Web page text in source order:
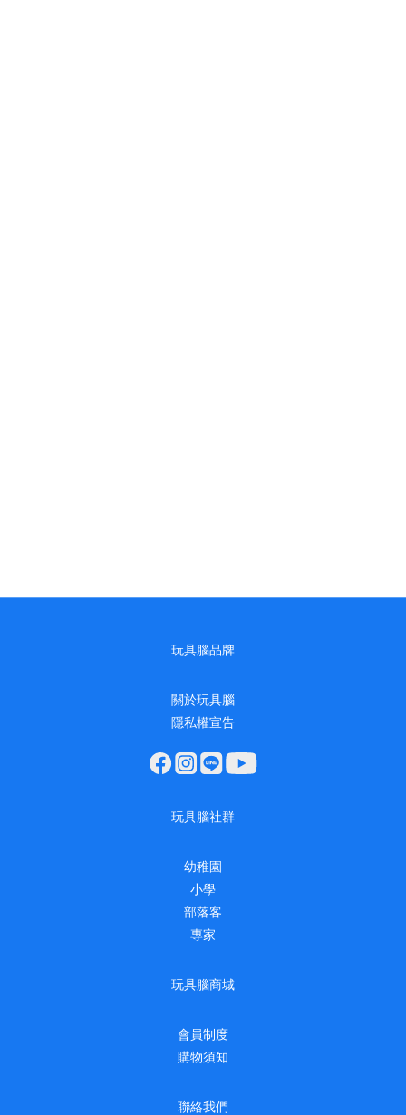
玩具腦品牌
關於玩具腦
隱私權宣告
玩具腦社群
幼稚園
小學
部落客
專家
玩具腦商城
會員制度
購物須知
聯絡我們